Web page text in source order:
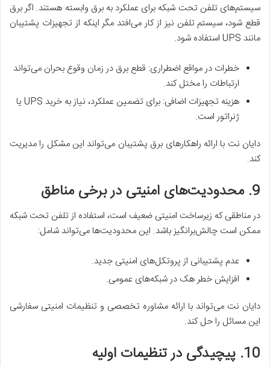
سیستم‌های تلفن تحت شبکه برای عملکرد به برق وابسته هستند. اگر برق
قطع شود، سیستم تلفن نیز از کار می‌افتد مگر اینکه از تجهیزات پشتیبان
مانند UPS استفاده شود.
خطرات در مواقع اضطراری: قطع برق در زمان وقوع بحران می‌تواند
ارتباطات را مختل کند.
هزینه تجهیزات اضافی: برای تضمین عملکرد، نیاز به خرید UPS یا
ژنراتور است.
دایان نت با ارائه راهکارهای برق پشتیبان می‌تواند این مشکل را مدیریت
کند.
9. محدودیت‌های امنیتی در برخی مناطق
در مناطقی که زیرساخت امنیتی ضعیف است، استفاده از تلفن تحت شبکه
ممکن است چالش‌برانگیز باشد. این محدودیت‌ها می‌تواند شامل:
عدم پشتیبانی از پروتکل‌های امنیتی جدید.
افزایش خطر هک در شبکه‌های عمومی.
دایان نت می‌تواند با ارائه مشاوره تخصصی و تنظیمات امنیتی سفارشی
این مسائل را حل کند.
10. پیچیدگی در تنظیمات اولیه